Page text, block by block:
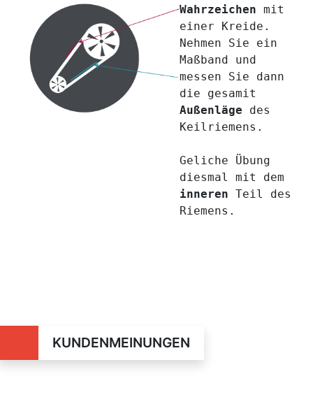
Wahrzeichen mit
einer Kreide.
Nehmen Sie ein
Maßband und
messen Sie dann
die gesamit
Außenläge des
Keilriemens.
Geliche Übung
diesmal mit dem
inneren Teil des
Riemens.
KUNDENMEINUNGEN